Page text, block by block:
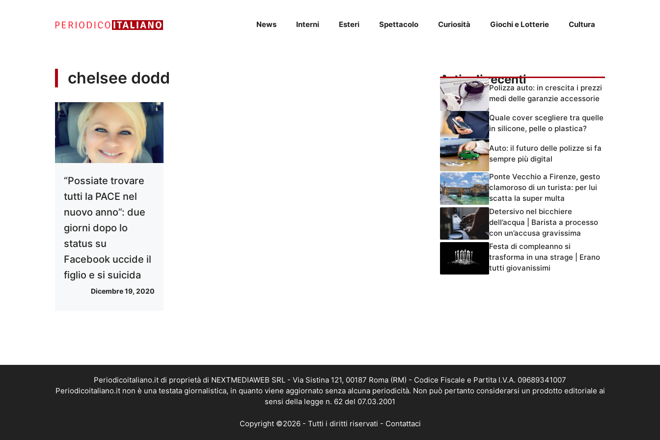
News Interni Esteri Spettacolo Curiosità Giochi e Lotterie Cultura
chelsee dodd
“Possiate trovare
tutti la PACE nel
nuovo anno”: due
giorni dopo lo
status su
Facebook uccide il
figlio e si suicida
Dicembre 19, 2020
Articoli recenti
Polizza auto: in crescita i prezzi
medi delle garanzie accessorie
Quale cover scegliere tra quelle
in silicone, pelle o plastica?
Auto: il futuro delle polizze si fa
sempre più digital
Ponte Vecchio a Firenze, gesto
clamoroso di un turista: per lui
scatta la super multa
Detersivo nel bicchiere
dell’acqua | Barista a processo
con un’accusa gravissima
Festa di compleanno si
trasforma in una strage | Erano
tutti giovanissimi
Periodicoitaliano.it di proprietà di NEXTMEDIAWEB SRL - Via Sistina 121, 00187 Roma (RM) - Codice Fiscale e Partita I.V.A. 09689341007
Periodicoitaliano.it non è una testata giornalistica, in quanto viene aggiornato senza alcuna periodicità. Non può pertanto considerarsi un prodotto editoriale ai
sensi della legge n. 62 del 07.03.2001
Copyright ©2026 - Tutti i diritti riservati - Contattaci